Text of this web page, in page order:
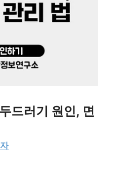
드러기 원인, 면